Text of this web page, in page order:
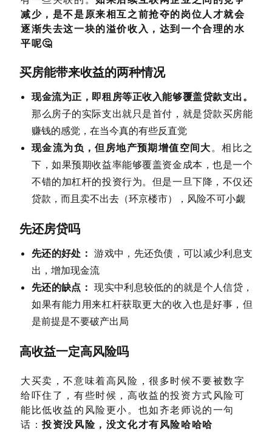
减少，是不是原来相互之前抢夺的岗位人才就会
逐渐失去这一块的溢价收入，达到一个合理的水
平呢🤔
买房能带来收益的两种情况
现金流为正，即租房等正收入能够覆盖贷款支出。
那么房子的实际支出就只是首付，就是贷款买房能
赚钱的感觉，在当今真的有些反直觉
现金流为负，但房地产预期增值空间大。相比之
下，如果预期收益率能够覆盖资金成本，也是一个
不错的加杠杆的投资行为。但是一旦下降，不仅还
贷款，而且卖不出去（环京楼市），风险不可小觑
先还房贷吗
先还的好处： 游戏中，先还负债，可以减少利息支
出，增加现金流
先还的缺点： 现实中利息较低的的就是个人信贷，
如果有能力用来杠杆获取更大的收入也是好事，但
是前提是不要破产出局
高收益一定高风险吗
大买卖，不意味着高风险，很多时候不要被数字
给吓住了，有些时候，高收益的投资方式风险可
能比低收益的风险更小。也如齐老师说的一句
话：投资没风险，没文化才有风险哈哈哈